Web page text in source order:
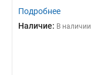
Подробнее
Наличие: В наличии